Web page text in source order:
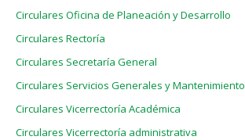
Circulares Oficina de Planeación y Desarrollo
Circulares Rectoría
Circulares Secretaría General
Circulares Servicios Generales y Mantenimiento
Circulares Vicerrectoría Académica
Circulares Vicerrectoría administrativa